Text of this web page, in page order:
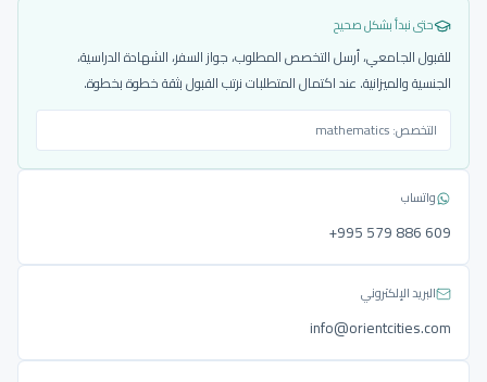
حتى نبدأ بشكل صحيح
للقبول الجامعي، أرسل التخصص المطلوب، جواز السفر، الشهادة الدراسية،
الجنسية والميزانية. عند اكتمال المتطلبات نرتب القبول بثقة خطوة بخطوة.
التخصص:mathematics
واتساب
‎+995 579 886 609
البريد الإلكتروني
info@orientcities.com